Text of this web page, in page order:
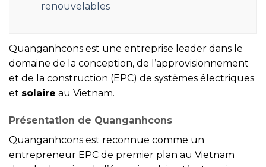
renouvelables
Quanganhcons est une entreprise leader dans le
domaine de la conception, de l’approvisionnement
et de la construction (EPC) de systèmes électriques
et solaire au Vietnam.
Présentation de Quanganhcons
Quanganhcons est reconnue comme un
entrepreneur EPC de premier plan au Vietnam